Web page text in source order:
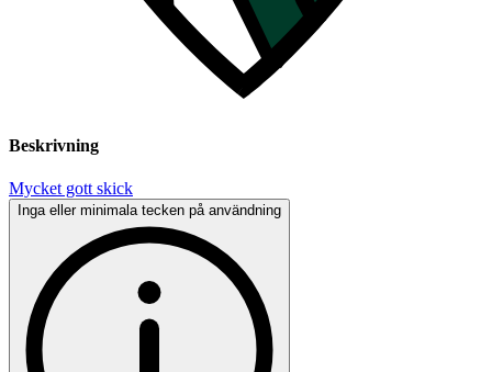
Beskrivning
Mycket gott skick
Inga eller minimala tecken på användning